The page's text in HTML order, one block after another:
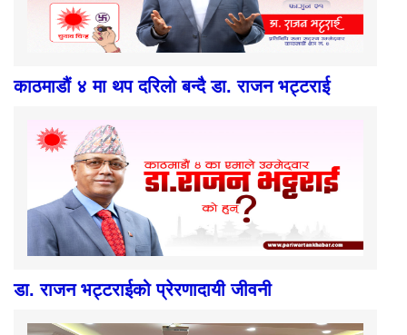
काठमाडौं ४ मा थप दरिलो बन्दै डा. राजन भट्टराई
डा. राजन भट्टराईको प्रेरणादायी जीवनी